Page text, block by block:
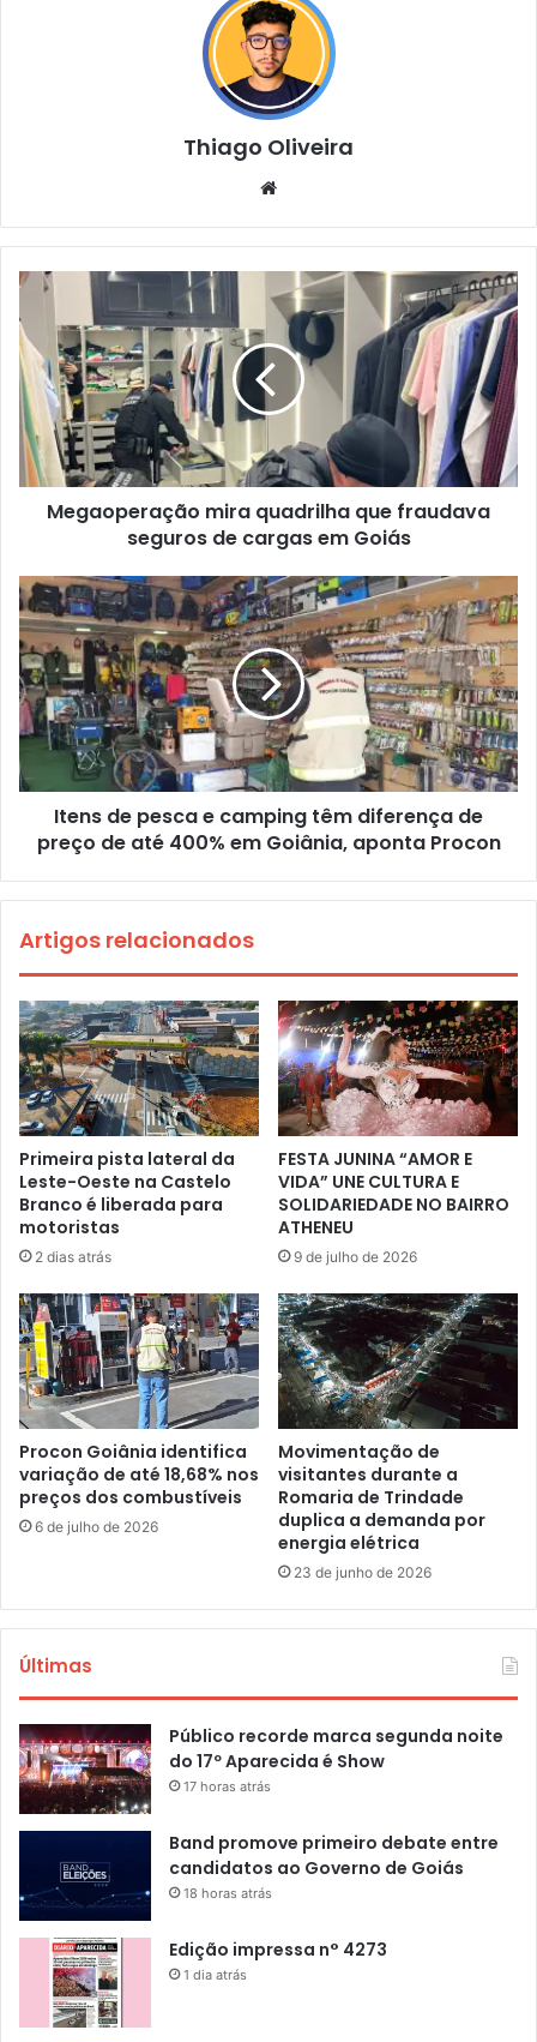
Thiago Oliveira
Megaoperação mira quadrilha que fraudava
seguros de cargas em Goiás
Itens de pesca e camping têm diferença de
preço de até 400% em Goiânia, aponta Procon
Artigos relacionados
Primeira pista lateral da
Leste-Oeste na Castelo
Branco é liberada para
motoristas
2 dias atrás
FESTA JUNINA “AMOR E
VIDA” UNE CULTURA E
SOLIDARIEDADE NO BAIRRO
ATHENEU
9 de julho de 2026
Procon Goiânia identifica
variação de até 18,68% nos
preços dos combustíveis
6 de julho de 2026
Movimentação de
visitantes durante a
Romaria de Trindade
duplica a demanda por
energia elétrica
23 de junho de 2026
Últimas
Público recorde marca segunda noite
do 17º Aparecida é Show
17 horas atrás
Band promove primeiro debate entre
candidatos ao Governo de Goiás
18 horas atrás
Edição impressa n° 4273
1 dia atrás